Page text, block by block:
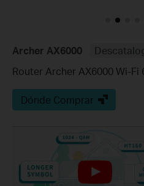
Archer AX6000
Router Archer AX6000 Wi-Fi
Dónde Comprar